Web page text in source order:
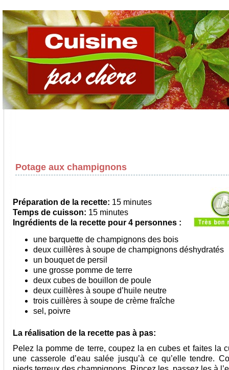
Potage aux champignons
Préparation de la recette: 15 minutes
Temps de cuisson: 15 minutes
Ingrédients de la recette pour 4 personnes :
une barquette de champignons des bois
deux cuillères à soupe de champignons déshydratés
un bouquet de persil
une grosse pomme de terre
deux cubes de bouillon de poule
deux cuillères à soupe d’huile neutre
trois cuillères à soupe de crème fraîche
sel, poivre
La réalisation de la recette pas à pas:
Pelez la pomme de terre, coupez la en cubes et faites la
une casserole d’eau salée jusqu’à ce qu’elle tendre.